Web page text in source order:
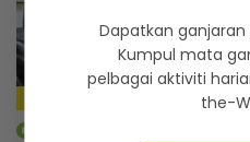
Dapatkan
Kumpul mata
pelbagai aktiviti
the-